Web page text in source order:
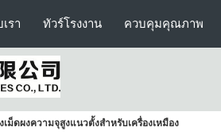
รา ทัวร์โรงงาน ควบคุมคุณภาพ
เม็ดผงความจุสูงแนวตั้งสำหรับเครื่องเหมือง